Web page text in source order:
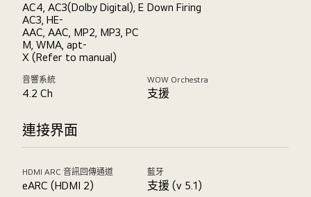
AC4, AC3(Dolby Digital), E
AC3, HE-
AAC, AAC, MP2, MP3, PC
M, WMA, apt-
X (Refer to manual)
Down Firing
音響系統
4.2 Ch
WOW Orchestra
支援
連接界面
HDMI ARC 音訊回傳通道
eARC (HDMI 2)
藍牙
支援 (v 5.1)